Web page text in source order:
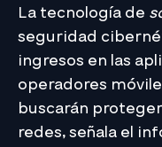
La tecnología de
seguridad
ingresos en las
operadores
buscarán
redes, señala el